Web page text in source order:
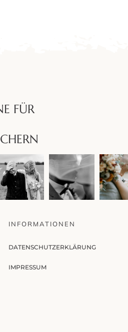
FÜR
INFORMATIONEN
DATENSCHUTZERKLÄRUNG
IMPRESSUM